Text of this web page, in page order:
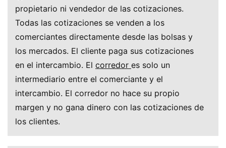
propietario ni vendedor de las cotizaciones.
Todas las cotizaciones se venden a los
comerciantes directamente desde las bolsas y
los mercados. El cliente paga sus cotizaciones
en el intercambio. El corredor es solo un
intermediario entre el comerciante y el
intercambio. El corredor no hace su propio
margen y no gana dinero con las cotizaciones de
los clientes.